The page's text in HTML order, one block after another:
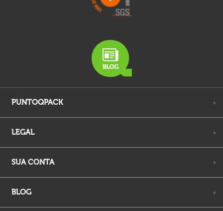
PUNTOQPACK +
LEGAL +
SUA CONTA +
BLOG +